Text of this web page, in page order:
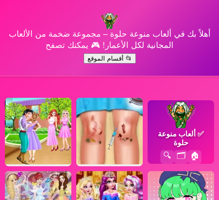
أهلاً بك في ألعاب منوعة حلوة – مجموعة ضخمة من الألعاب
المجانية لكل الأعمار! 🎮 يمكنك تصفح
📂 أقسام الموقع
✅ ألعاب منوعة
حلوة
🏠
🗂️
🔍